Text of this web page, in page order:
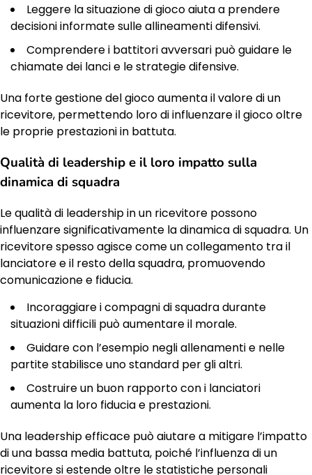
Leggere la situazione di gioco aiuta a prendere
decisioni informate sulle allineamenti difensivi.
Comprendere i battitori avversari può guidare le
chiamate dei lanci e le strategie difensive.
Una forte gestione del gioco aumenta il valore di un
ricevitore, permettendo loro di influenzare il gioco oltre
le proprie prestazioni in battuta.
Qualità di leadership e il loro impatto sulla
dinamica di squadra
Le qualità di leadership in un ricevitore possono
influenzare significativamente la dinamica di squadra. Un
ricevitore spesso agisce come un collegamento tra il
lanciatore e il resto della squadra, promuovendo
comunicazione e fiducia.
Incoraggiare i compagni di squadra durante
situazioni difficili può aumentare il morale.
Guidare con l’esempio negli allenamenti e nelle
partite stabilisce uno standard per gli altri.
Costruire un buon rapporto con i lanciatori
aumenta la loro fiducia e prestazioni.
Una leadership efficace può aiutare a mitigare l’impatto
di una bassa media battuta, poiché l’influenza di un
ricevitore si estende oltre le statistiche personali